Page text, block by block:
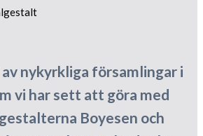
nykyrkliga församlingar i
vi har sett att göra med
Boyesen och